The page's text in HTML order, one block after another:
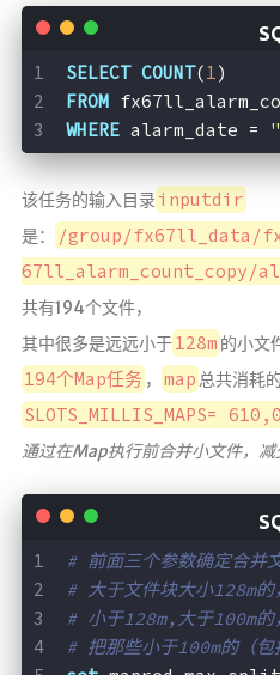
SELECT COUNT(1 )
FROM
WHERE alarm_date =
该任务的输入目录inputdir
是：
/group/fx67ll_data/
67ll_alarm_count_copy/
共有194个文件，
其中很多是远远小于128m 的小文
194个Map任务 ， map 总共消耗
SLOTS_MILLIS_MAPS=
通过在Map执行前合并小文件，
# 前面三个参数确定合并
# 大于文件块大小128m
# 小于128m,大于100m的
# 把那些小于100m的（